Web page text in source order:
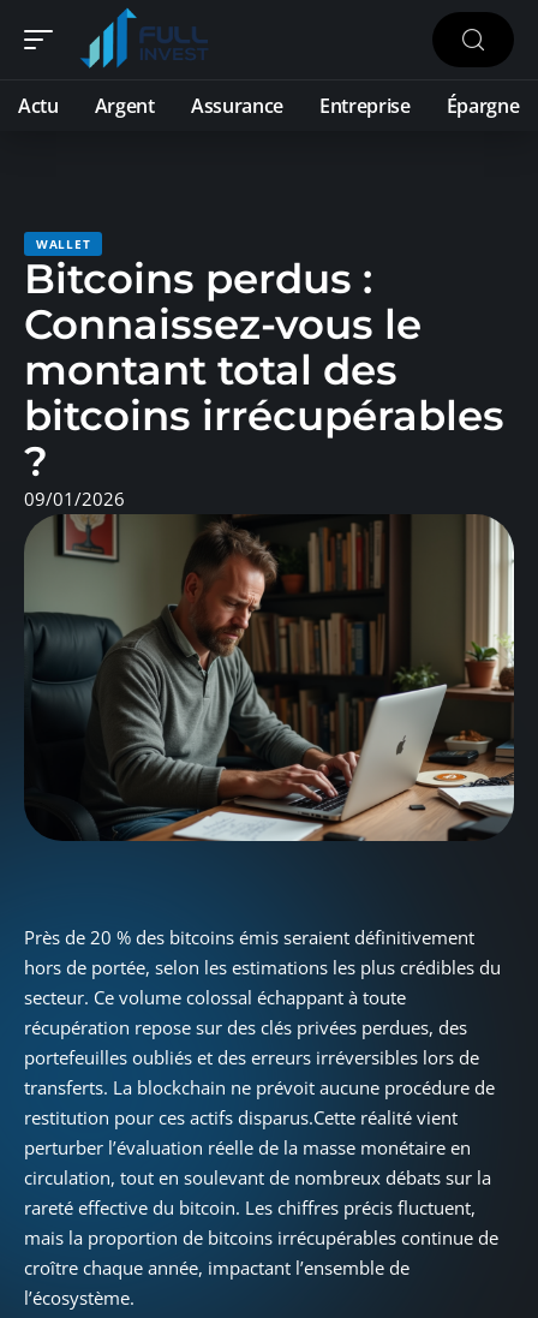
Actu Argent Assurance Entreprise Épargne
WALLET
Bitcoins perdus :
Connaissez-vous le
montant total des
bitcoins irrécupérables
?
09/01/2026
Près de 20 % des bitcoins émis seraient définitivement
hors de portée, selon les estimations les plus crédibles du
secteur. Ce volume colossal échappant à toute
récupération repose sur des clés privées perdues, des
portefeuilles oubliés et des erreurs irréversibles lors de
transferts. La blockchain ne prévoit aucune procédure de
restitution pour ces actifs disparus.Cette réalité vient
perturber l’évaluation réelle de la masse monétaire en
circulation, tout en soulevant de nombreux débats sur la
rareté effective du bitcoin. Les chiffres précis fluctuent,
mais la proportion de bitcoins irrécupérables continue de
croître chaque année, impactant l’ensemble de
l’écosystème.